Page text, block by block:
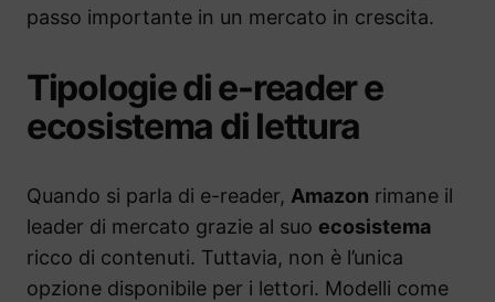
passo importante in un mercato in crescita.
Tipologie di e-reader e
ecosistema di lettura
Quando si parla di e-reader, Amazon rimane il
leader di mercato grazie al suo ecosistema
ricco di contenuti. Tuttavia, non è l’unica
opzione disponibile per i lettori. Modelli come